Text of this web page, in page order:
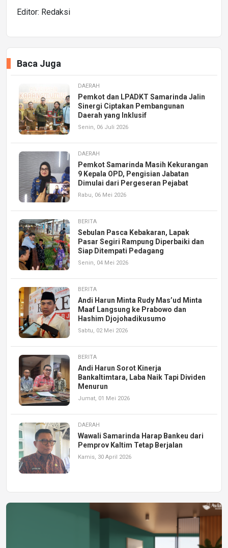
Editor: Redaksi
Baca Juga
DAERAH
Pemkot dan LPADKT Samarinda Jalin
Sinergi Ciptakan Pembangunan
Daerah yang Inklusif
Senin, 06 Juli 2026
DAERAH
Pemkot Samarinda Masih Kekurangan
9 Kepala OPD, Pengisian Jabatan
Dimulai dari Pergeseran Pejabat
Rabu, 06 Mei 2026
BERITA
Sebulan Pasca Kebakaran, Lapak
Pasar Segiri Rampung Diperbaiki dan
Siap Ditempati Pedagang
Senin, 04 Mei 2026
BERITA
Andi Harun Minta Rudy Mas’ud Minta
Maaf Langsung ke Prabowo dan
Hashim Djojohadikusumo
Sabtu, 02 Mei 2026
BERITA
Andi Harun Sorot Kinerja
Bankaltimtara, Laba Naik Tapi Dividen
Menurun
Jumat, 01 Mei 2026
DAERAH
Wawali Samarinda Harap Bankeu dari
Pemprov Kaltim Tetap Berjalan
Kamis, 30 April 2026